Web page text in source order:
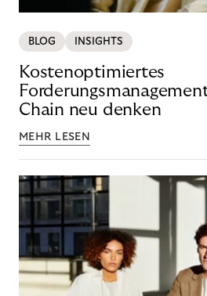
BLOG INSIGHTS
Kostenoptimiertes
Chain neu denken
MEHR LESEN